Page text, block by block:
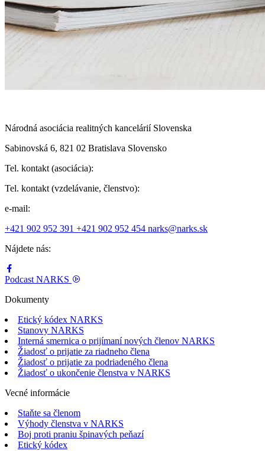
Národná asociácia realitných kancelárií Slovenska
Sabinovská 6, 821 02 Bratislava Slovensko
Tel. kontakt (asociácia):
Tel. kontakt (vzdelávanie, členstvo):
e-mail:
+421 902 952 391 +421 902 952 454 narks@narks.sk
Nájdete nás:
Podcast NARKS
Dokumenty
Etický kódex NARKS
Stanovy NARKS
Interná smernica o prijímaní nových členov NARKS
Žiadosť o prijatie za riadneho člena
Žiadosť o prijatie za podriadeného člena
Žiadosť o ukončenie členstva v NARKS
Vecné informácie
Staňte sa členom
Výhody členstva v NARKS
Boj proti praniu špinavých peňazí
Etický kódex